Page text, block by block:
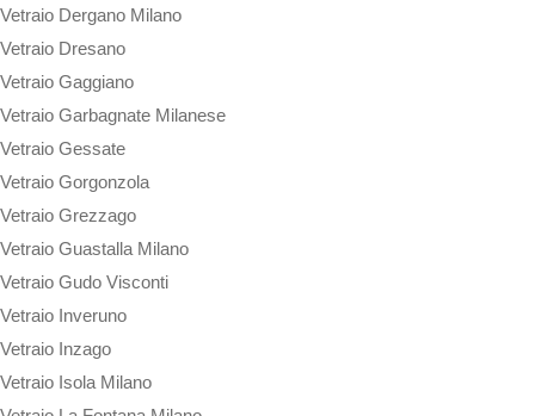
Vetraio Dergano Milano
Vetraio Dresano
Vetraio Gaggiano
Vetraio Garbagnate Milanese
Vetraio Gessate
Vetraio Gorgonzola
Vetraio Grezzago
Vetraio Guastalla Milano
Vetraio Gudo Visconti
Vetraio Inveruno
Vetraio Inzago
Vetraio Isola Milano